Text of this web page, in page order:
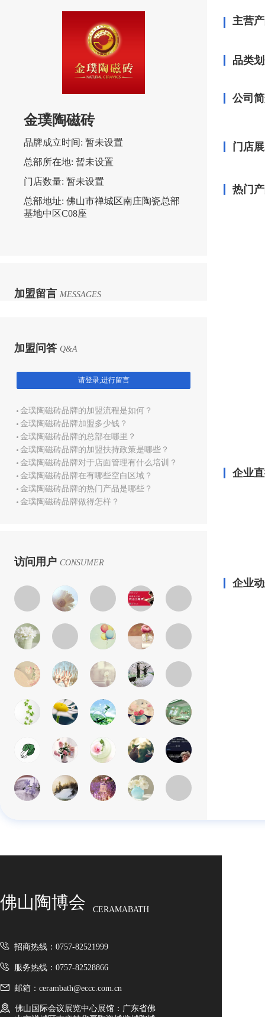
金璞陶磁砖
品牌成立时间: 暂未设置
总部所在地: 暂未设置
门店数量: 暂未设置
总部地址: 佛山市禅城区南庄陶瓷总部
基地中区C08座
加盟留言 MESSAGES
加盟问答 Q&A
请登录,进行留言
金璞陶磁砖品牌的加盟流程是如何？
金璞陶磁砖品牌加盟多少钱？
金璞陶磁砖品牌的总部在哪里？
金璞陶磁砖品牌的加盟扶持政策是哪些？
金璞陶磁砖品牌对于店面管理有什么培训？
金璞陶磁砖品牌在有哪些空白区域？
金璞陶磁砖品牌的热门产品是哪些？
金璞陶磁砖品牌做得怎样？
访问用户 CONSUMER
主营
品类
公司
门店
热门
企业
企业
佛山陶博会 CERAMABATH
招商热线：0757-82521999
服务热线：0757-82528866
邮箱：cerambath@eccc.com.cn
佛山国际会议展览中心展馆：广东省佛